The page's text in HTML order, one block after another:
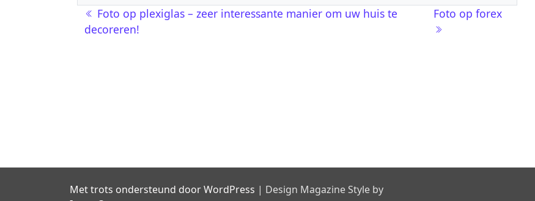
Berichtnavigatie
Foto op plexiglas – zeer interessante manier om uw huis te
decoreren!
Foto op forex
Met trots ondersteund door WordPress | Design Magazine Style by